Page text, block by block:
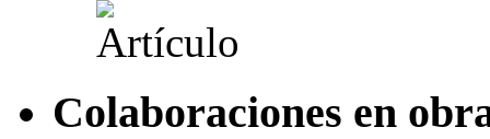
Colaboraciones en